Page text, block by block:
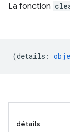
La fonction
(details :
détails